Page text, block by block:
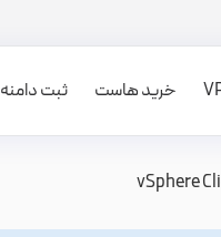
خرید هاست ثبت دامنه